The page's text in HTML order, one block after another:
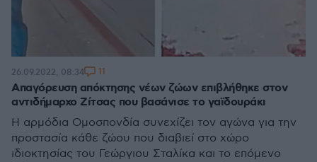
Απαγόρευση απόκτησης νέων ζώων επιβλήθηκε στον
αντιδήμαρχο Ζίτσας που βασάνισε το γαϊδουράκι
Η αρμόδια Ομοσπονδία συνεχίζει τον αγώνα για την
προστασία κάθε ζώου που διαβιεί στο χώρο
ιδιοκτησίας του Γεώργιου Σταλίκα και το επόμενο
26.09.2022, 08:34 11